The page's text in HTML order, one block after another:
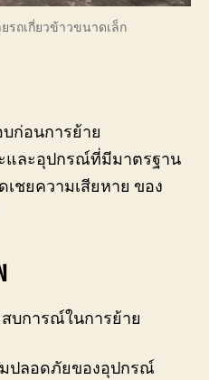
รถเกี่ยวข้าวขนาดเล็ก
ก่อนการย้าย
และอุปกรณ์ที่มีมาตรฐาน
ชยความเสียหาย ของ
บการณ์ในการย้าย
ปลอดภัยของอุปกรณ์